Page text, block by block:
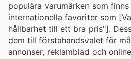
populära varumärken som
internationella favoriter som
hållbarhet till ett bra pris"].
dem till förstahandsvalet för
annonser, reklamblad och